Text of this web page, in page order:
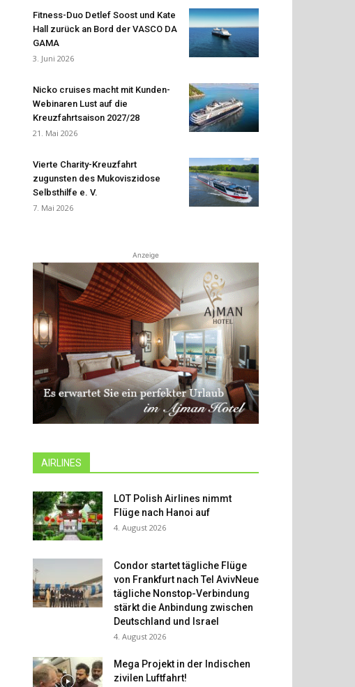
Fitness-Duo Detlef Soost und Kate
Hall zurück an Bord der VASCO DA
GAMA
3. Juni 2026
Nicko cruises macht mit Kunden-
Webinaren Lust auf die
Kreuzfahrtsaison 2027/28
21. Mai 2026
Vierte Charity-Kreuzfahrt
zugunsten des Mukoviszidose
Selbsthilfe e. V.
7. Mai 2026
Anzeige
AIRLINES
LOT Polish Airlines nimmt
Flüge nach Hanoi auf
4. August 2026
Condor startet tägliche Flüge
von Frankfurt nach Tel AvivNeue
tägliche Nonstop-Verbindung
stärkt die Anbindung zwischen
Deutschland und Israel
4. August 2026
Mega Projekt in der Indischen
zivilen Luftfahrt!